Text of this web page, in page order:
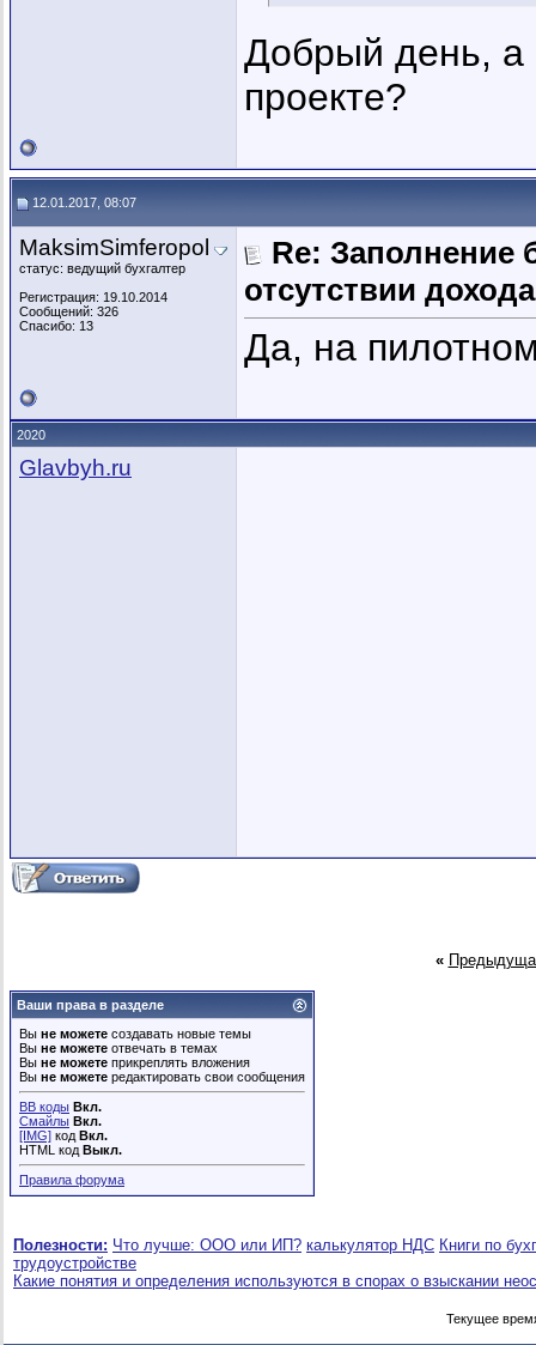
Добрый день,
проекте?
12.01.2017, 08:07
MaksimSimferopol
статус: ведущий бухгалтер
Регистрация: 19.10.2014
Сообщений: 326
Спасибо: 13
Re: Заполнение
отсутствии
Да, на
2020
Glavbyh.ru
«
Ваши права в разделе
Вы не можете создавать новые темы
Вы не можете отвечать в темах
Вы не можете прикреплять вложения
Вы не можете редактировать свои сообщения
BB коды Вкл.
Смайлы Вкл.
[IMG] код Вкл.
HTML код Выкл.
Правила форума
Полезности: Что лучше: ООО или ИП? калькулятор НДС Книги по
трудоустройстве
Какие понятия и определения используются в спорах о взыскании
Текущее